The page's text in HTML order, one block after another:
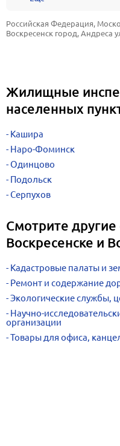
Российская Федерация,
Воскресенск город, Андреса
Жилищные
населенных
Кашира
Наро-Фоминск
Одинцово
Подольск
Серпухов
Смотрите другие
Воскресенске и
Кадастровые палаты и
Ремонт и содержание
Экологические службы,
Научно-
организации
Товары для офиса,